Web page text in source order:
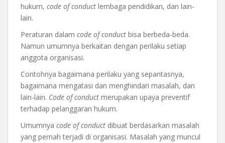
hukum, code of conduct lembaga pendidikan, dan lain-
lain.
Peraturan dalam code of conduct bisa berbeda-beda.
Namun umumnya berkaitan dengan perilaku setiap
anggota organisasi.
Contohnya bagaimana perilaku yang sepantasnya,
bagaimana mengatasi dan menghindari masalah, dan
lain-lain. Code of conduct merupakan upaya preventif
terhadap pelanggaran hukum.
Umumnya code of conduct dibuat berdasarkan masalah
yang pernah terjadi di organisasi. Masalah yang muncul